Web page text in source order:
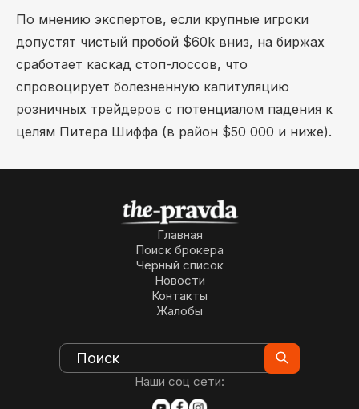
По мнению экспертов, если крупные игроки
допустят чистый пробой $60k вниз, на биржах
сработает каскад стоп-лоссов, что
спровоцирует болезненную капитуляцию
розничных трейдеров с потенциалом падения к
целям Питера Шиффа (в район $50 000 и ниже).
Главная
Поиск брокера
Чёрный список
Новости
Контакты
Жалобы
Наши соц сети: